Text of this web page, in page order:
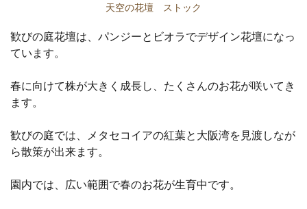
天空の花壇 ストック
歓びの庭花壇は、パンジーとビオラでデザイン花壇になっ
ています。
春に向けて株が大きく成長し、たくさんのお花が咲いてき
ます。
歓びの庭では、メタセコイアの紅葉と大阪湾を見渡しなが
ら散策が出来ます。
園内では、広い範囲で春のお花が生育中です。